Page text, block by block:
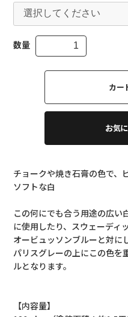
数量
カー
お気
チョークや焼き石膏の色で、
ソフトな白
この何にでも合う用途の広い
に使用したり、スウェーディ
オービュッソンブルーと対に
パリスグレーの上にこの色を
ルとなります。
【内容量】